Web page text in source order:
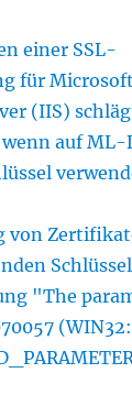
einer SSL-
für
(IIS)
auf ML-
von
"The